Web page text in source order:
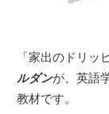
「家出のドリッ
ルダンが、英語
教材です。